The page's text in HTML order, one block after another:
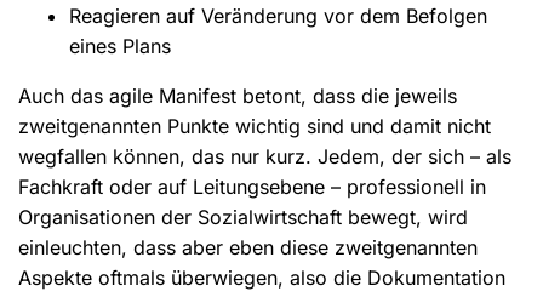
Reagieren auf Veränderung vor dem Befolgen
eines Plans
Auch das agile Manifest betont, dass die jeweils
zweitgenannten Punkte wichtig sind und damit nicht
wegfallen können, das nur kurz. Jedem, der sich – als
Fachkraft oder auf Leitungsebene – professionell in
Organisationen der Sozialwirtschaft bewegt, wird
einleuchten, dass aber eben diese zweitgenannten
Aspekte oftmals überwiegen, also die Dokumentation